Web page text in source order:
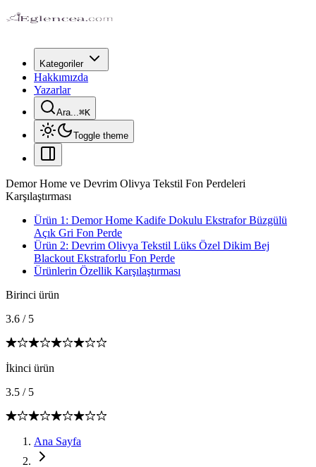
Kategoriler
Hakkımızda
Yazarlar
Ara...⌘K
Toggle theme
Demor Home ve Devrim Olivya Tekstil Fon Perdeleri
Karşılaştırması
Ürün 1: Demor Home Kadife Dokulu Ekstrafor Büzgülü
Açık Gri Fon Perde
Ürün 2: Devrim Olivya Tekstil Lüks Özel Dikim Bej
Blackout Ekstraforlu Fon Perde
Ürünlerin Özellik Karşılaştırması
Birinci ürün
3.6 / 5
İkinci ürün
3.5 / 5
Ana Sayfa